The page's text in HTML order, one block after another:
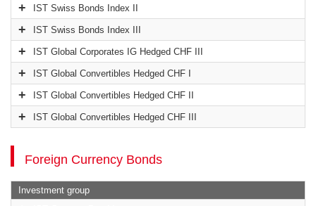
IST Swiss Bonds Index II
IST Swiss Bonds Index III
IST Global Corporates IG Hedged CHF III
IST Global Convertibles Hedged CHF I
IST Global Convertibles Hedged CHF II
IST Global Convertibles Hedged CHF III
Foreign Currency Bonds
Investment group